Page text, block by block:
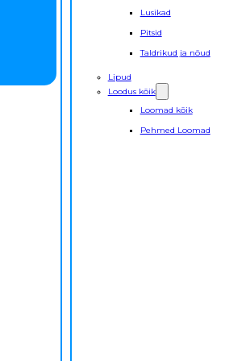
Lusikad
Pitsid
Taldrikud ja nõud
Lipud
Loodus kõik
Loomad kõik
Pehmed Loomad